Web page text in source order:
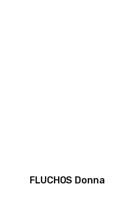
FLUCHOS Donna